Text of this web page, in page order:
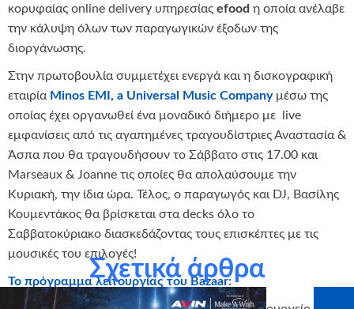
κορυφαίας online delivery υπηρεσίας efood η οποία ανέλαβε
την κάλυψη όλων των παραγωγικών έξοδων της
διοργάνωσης.
Στην πρωτοβουλία συμμετέχει ενεργά και η δισκογραφική
εταιρία Minos EMI, a Universal Music Companyμέσω της
οποίας έχει οργανωθεί ένα μοναδικό διήμερο με live
εμφανίσεις από τις αγαπημένες τραγουδίστριες Αναστασία &
Άσπα που θα τραγουδήσουν το Σάββατο στις 17.00 και
Marseaux & Joanne τις οποίες θα απολαύσουμε την
Κυριακή, την ίδια ώρα. Τέλος, ο παραγωγός και DJ, Βασίλης
Κουμεντάκος θα βρίσκεται στα decks όλο το
Σαββατοκύριακο διασκεδάζοντας τους επισκέπτες με τις
μουσικές του επιλογές!
Το πρόγραμμα λειτουργίας του Bazaar:
Σχετικά άρθρα